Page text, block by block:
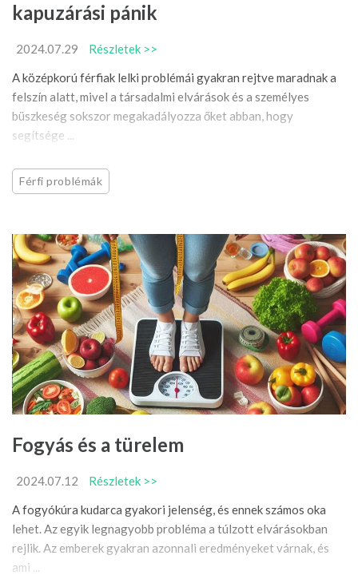
kapuzárási pánik
2024.07.29
Részletek >>
A középkorú férfiak lelki problémái gyakran rejtve maradnak a
felszín alatt, mivel a társadalmi elvárások és a személyes
büszkeség sokszor megakadályozza őket abban, hogy
segítsége ...
Férfi problémák
Fogyás és a türelem
2024.07.12
Részletek >>
A fogyókúra kudarca gyakori jelenség, és ennek számos oka
lehet. Az egyik legnagyobb probléma a túlzott elvárásokban
rejlik. Az emberek gyakran azonnali eredményeket várnak, és
ami ...